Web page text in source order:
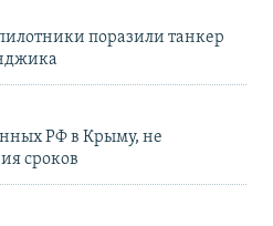
поразили танкер
РФ в Крыму, не
сроков